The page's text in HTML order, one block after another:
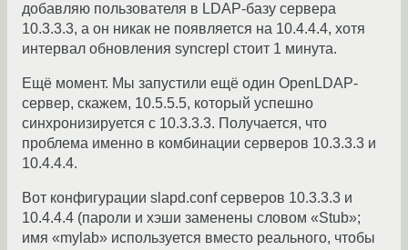
добавляю пользователя в LDAP-базу сервера
10.3.3.3, а он никак не появляется на 10.4.4.4, хотя
интервал обновления syncrepl стоит 1 минута.
Ещё момент. Мы запустили ещё один OpenLDAP-
сервер, скажем, 10.5.5.5, который успешно
синхронизируется с 10.3.3.3. Получается, что
проблема именно в комбинации серверов 10.3.3.3 и
10.4.4.4.
Вот конфигурации slapd.conf серверов 10.3.3.3 и
10.4.4.4 (пароли и хэши заменены словом «Stub»;
имя «mylab» используется вместо реального, чтобы